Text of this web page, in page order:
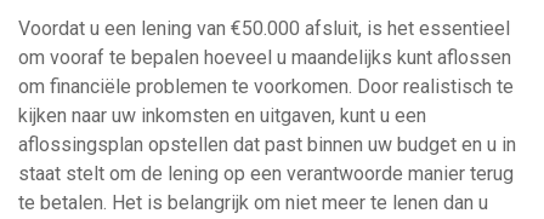
Voordat u een lening van €50.000 afsluit, is het essentieel
om vooraf te bepalen hoeveel u maandelijks kunt aflossen
om financiële problemen te voorkomen. Door realistisch te
kijken naar uw inkomsten en uitgaven, kunt u een
aflossingsplan opstellen dat past binnen uw budget en u in
staat stelt om de lening op een verantwoorde manier terug
te betalen. Het is belangrijk om niet meer te lenen dan u